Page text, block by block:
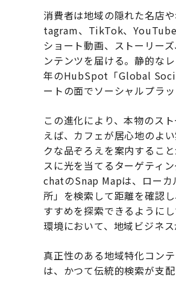
消費者は地域の隠れた名店
tagram、TikTok、YouTube
ショート動画、ストーリー
ンテンツを届ける。静的な
年のHubSpot「Global
ートの面でソーシャルプラ
この進化により、本物のス
えば、カフェが居心地のよ
クな品ぞろえを案内するこ
スに光を当てるターゲティ
chatのSnap Mapは、ローカ
所」を検索して距離を確認
すすめを探索できるように
環境において、地域ビジネ
真正性のある地域特化コン
は、かつて伝統的検索が支